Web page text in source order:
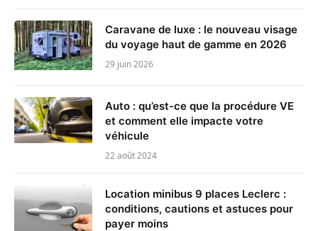
Caravane de luxe : le nouveau visage
du voyage haut de gamme en 2026
29 juin 2026
Auto : qu’est-ce que la procédure VE
et comment elle impacte votre
véhicule
22 août 2024
Location minibus 9 places Leclerc :
conditions, cautions et astuces pour
payer moins